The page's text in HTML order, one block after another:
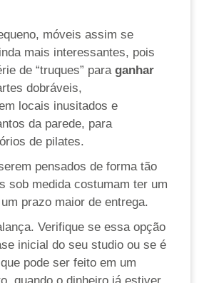
móveis assim se
mais interessantes, pois
de “truques” para ganhar
dobráveis,
locais inusitados e
da parede, para
de pilates.
pensados de forma tão
sob medida costumam ter um
prazo maior de entrega.
Verifique se essa opção
inicial do seu studio ou se é
pode ser feito em um